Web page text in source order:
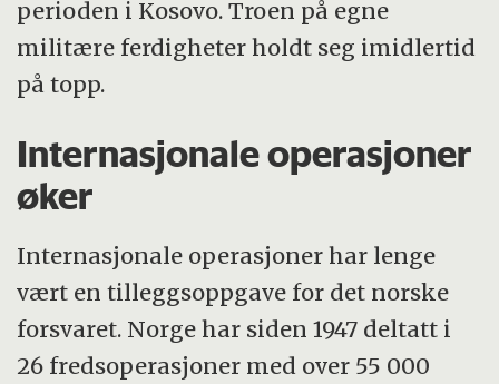
perioden i Kosovo. Troen på egne
militære ferdigheter holdt seg imidlertid
på topp.
Internasjonale operasjoner
øker
Internasjonale operasjoner har lenge
vært en tilleggsoppgave for det norske
forsvaret. Norge har siden 1947 deltatt i
26 fredsoperasjoner med over 55 000